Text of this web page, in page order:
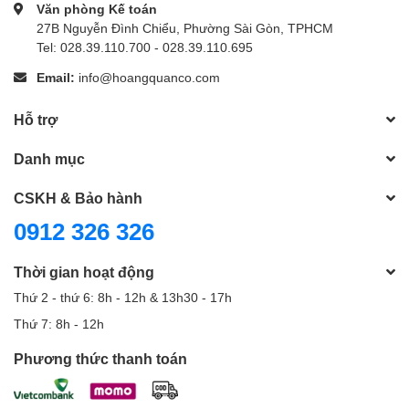
Văn phòng Kế toán
27B Nguyễn Đình Chiểu, Phường Sài Gòn, TPHCM
Tel: 028.39.110.700 - 028.39.110.695
Email: info@hoangquanco.com
Hỗ trợ
Danh mục
CSKH & Bảo hành
0912 326 326
Thời gian hoạt động
Thứ 2 - thứ 6: 8h - 12h & 13h30 - 17h
Thứ 7: 8h - 12h
Phương thức thanh toán